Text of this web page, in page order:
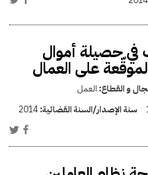
في حصيلة أموال
على العمال
و القطاع: العمل
سنة الإصدار/السنة القضائية:2014